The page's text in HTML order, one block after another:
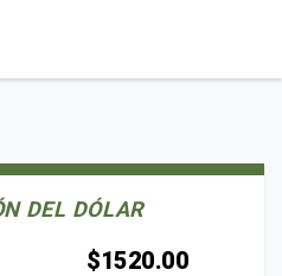
DEL DÓLAR
$1520.00